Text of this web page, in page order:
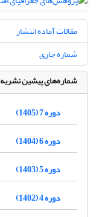
مقالات آماده انتشار
شماره جاری
شماره‌های پیشین نشریه
دوره 7 (1405)
دوره 6 (1404)
دوره 5 (1403)
دوره 4 (1402)